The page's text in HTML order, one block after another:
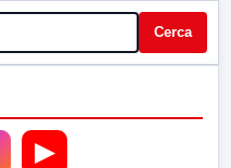
Cerca
▶